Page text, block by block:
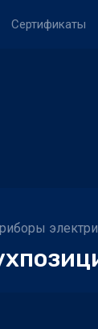
Сертификаты